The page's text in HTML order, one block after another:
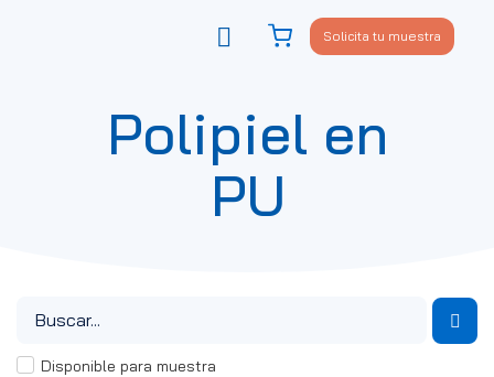
Solicita tu muestra
Polipiel en
PU
Disponible para muestra